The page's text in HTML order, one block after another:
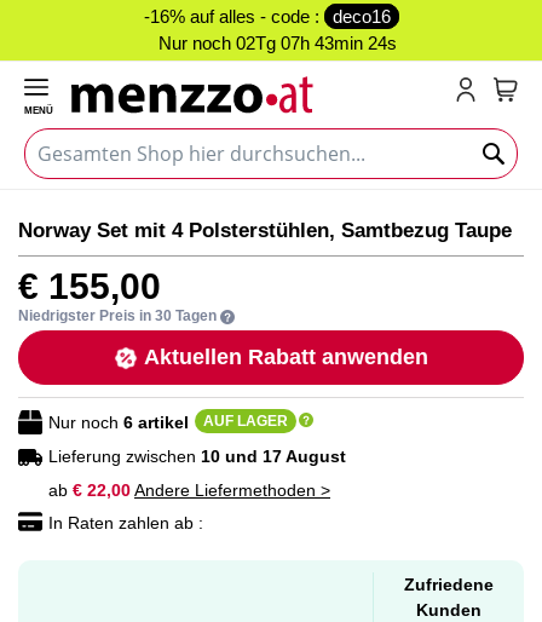
-16% auf alles - code :
deco16
Nur noch 02Tg 07h 43min 24s
MENÜ
Ende
der
Bildgalerie
springen
Anfang
der
Bildgalerie
springen
Norway Set mit 4 Polsterstühlen, Samtbezug Taupe
€ 155,00
Niedrigster Preis in 30 Tagen
Aktuellen Rabatt anwenden
Nur noch 6 artikel AUF LAGER
Lieferung zwischen 10 und 17 August
ab € 22,00Andere Liefermethoden >
In Raten zahlen ab :
Zufriedene
Kunden